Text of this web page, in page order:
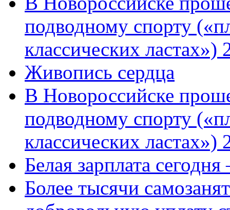
подводному спорту
классических
Живопись сердца
В Новороссийске
подводному спорту
классических ластах»)
Белая зарплата
Более тысячи